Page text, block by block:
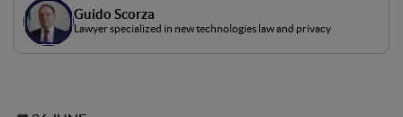
giuridiche per analizzare il ruolo dell’Unione Europea nella
definizione delle regole del futuro digitale e il loro impatto
negli scenari globali.
Guido Scorza
Lawyer specialized in new technologies law and privacy